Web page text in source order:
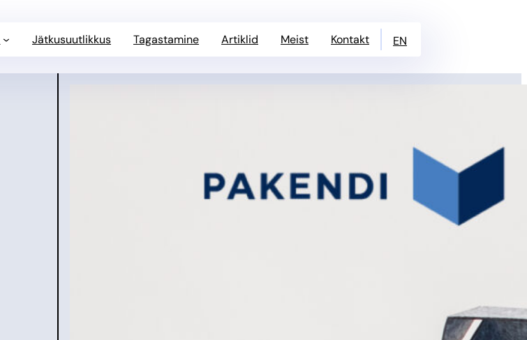
Jätkusuutlikkus Tagastamine Artiklid Meist Kontakt EN